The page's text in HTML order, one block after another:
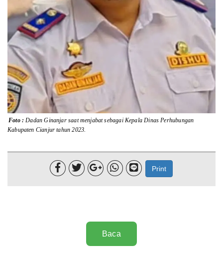
Opini
Mahar TV
Foto : Dadan Ginanjar saat menjabat sebagai Kepala Dinas Perhubungan
Kabupaten Cianjur tahun 2023.
     Print
Baca